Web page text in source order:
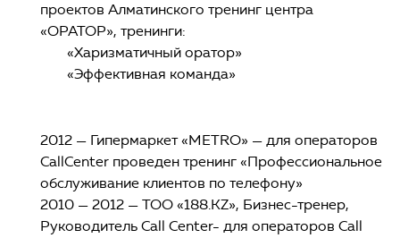
проектов Алматинского тренинг центра
«ОРАТОР», тренинги:
«Харизматичный оратор»
«Эффективная команда»
2012 — Гипермаркет «METRO» — для операторов
CallCеnter проведен тренинг «Профессиональное
обслуживание клиентов по телефону»
2010 — 2012 — ТОО «188.KZ», Бизнес-тренер,
Руководитель Call Cеnter- для операторов Call